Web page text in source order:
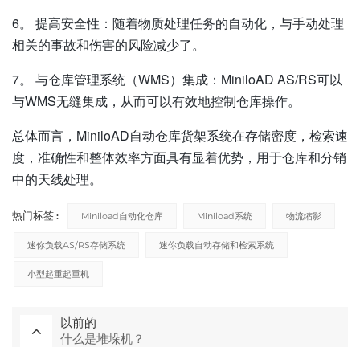
6。 提高安全性：随着物质处理任务的自动化，与手动处理
相关的事故和伤害的风险减少了。
7。 与仓库管理系统（WMS）集成：MiniloAD AS/RS可以
与WMS无缝集成，从而可以有效地控制仓库操作。
总体而言，MiniloAD自动仓库货架系统在存储密度，检索速
度，准确性和整体效率方面具有显着优势，用于仓库和分销
中的天线处理。
热门标签 : Miniload自动化仓库 Miniload系统 物流缩影
迷你负载AS/RS存储系统 迷你负载自动存储和检索系统
小型起重起重机
以前的
什么是堆垛机？